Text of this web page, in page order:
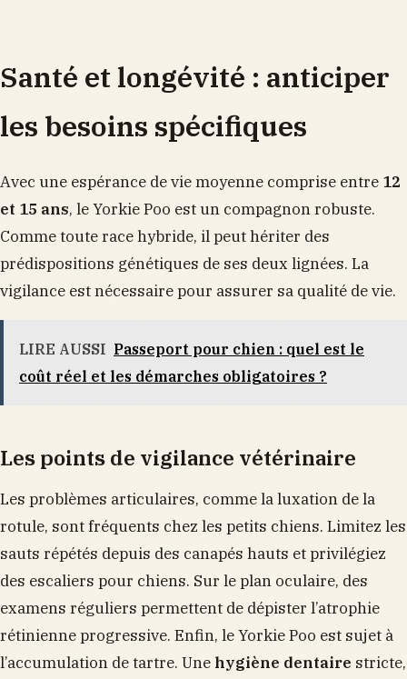
Santé et longévité : anticiper
les besoins spécifiques
Avec une espérance de vie moyenne comprise entre 12
et 15 ans, le Yorkie Poo est un compagnon robuste.
Comme toute race hybride, il peut hériter des
prédispositions génétiques de ses deux lignées. La
vigilance est nécessaire pour assurer sa qualité de vie.
LIRE AUSSI Passeport pour chien : quel est le
coût réel et les démarches obligatoires ?
Les points de vigilance vétérinaire
Les problèmes articulaires, comme la luxation de la
rotule, sont fréquents chez les petits chiens. Limitez les
sauts répétés depuis des canapés hauts et privilégiez
des escaliers pour chiens. Sur le plan oculaire, des
examens réguliers permettent de dépister l’atrophie
rétinienne progressive. Enfin, le Yorkie Poo est sujet à
l’accumulation de tartre. Une hygiène dentaire stricte,